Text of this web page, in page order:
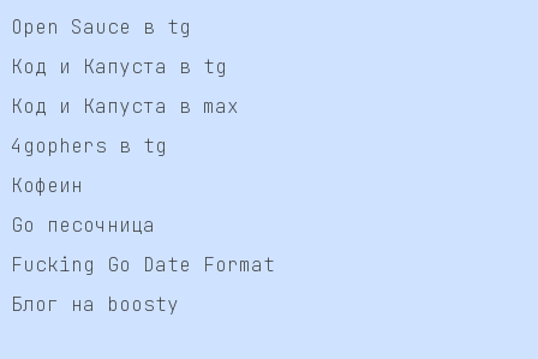
Open Sauce в tg
Код и Капуста в tg
Код и Капуста в max
4gophers в tg
Кофеин
Go песочница
Fucking Go Date Format
Блог на boosty